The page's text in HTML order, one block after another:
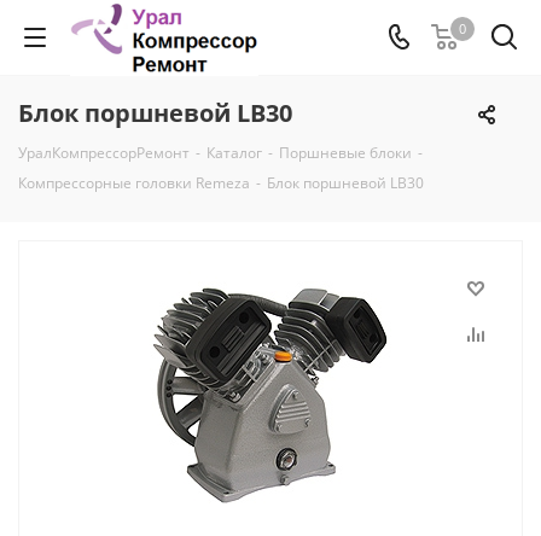
0
Блок поршневой LB30
УралКомпрессорРемонт - Каталог - Поршневые блоки -
Компрессорные головки Remeza - Блок поршневой LB30